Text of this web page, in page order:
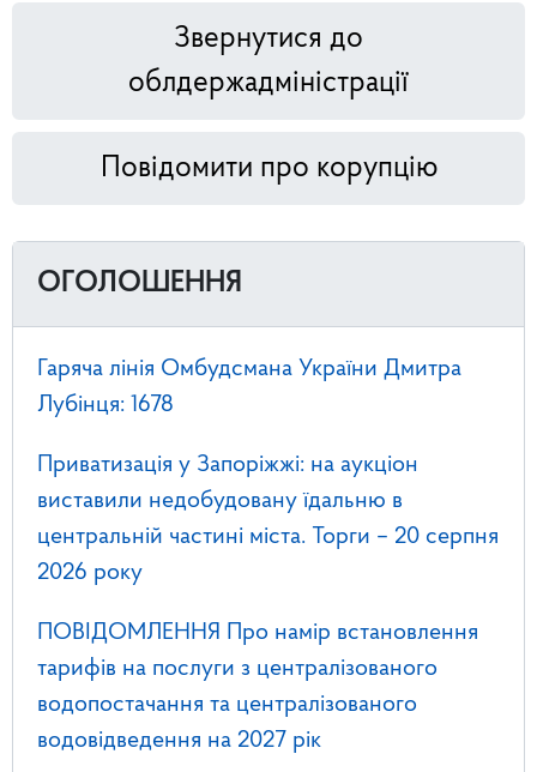
Звернутися до
облдержадміністрації
Повідомити про корупцію
ОГОЛОШЕННЯ
Гаряча лінія Омбудсмана України Дмитра
Лубінця: 1678
Приватизація у Запоріжжі: на аукціон
виставили недобудовану їдальню в
центральній частині міста. Торги – 20 серпня
2026 року
ПОВІДОМЛЕННЯ Про намір встановлення
тарифів на послуги з централізованого
водопостачання та централізованого
водовідведення на 2027 рік